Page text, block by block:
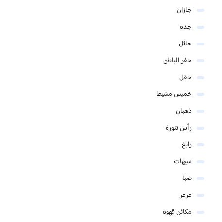
جازان
جدة
حائل
حفر الباطن
حقل
خميس مشيط
ذهبان
رأس تنورة
رابغ
سيهات
ضبا
عرعر
مكائن قهوة